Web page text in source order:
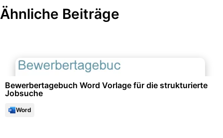
Ähnliche Beiträge
Bewerbertagebuch Word Vorlage für die strukturierte
Jobsuche
Word